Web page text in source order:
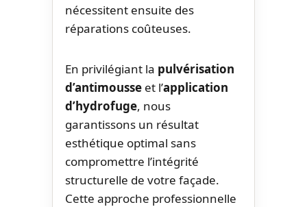
nécessitent ensuite des
réparations coûteuses.
En privilégiant la pulvérisation
d’antimousse et l’application
d’hydrofuge, nous
garantissons un résultat
esthétique optimal sans
compromettre l’intégrité
structurelle de votre façade.
Cette approche professionnelle